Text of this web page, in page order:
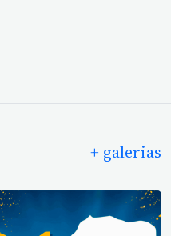
+ galerias